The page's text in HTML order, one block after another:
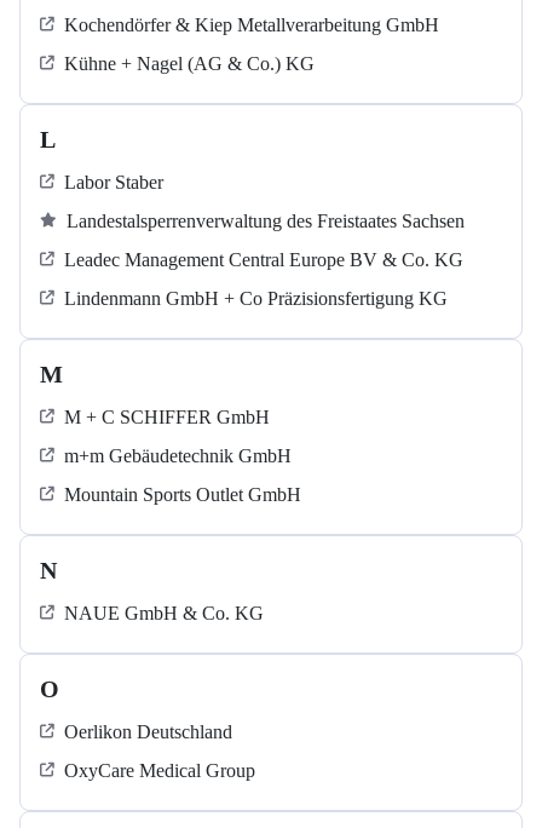
Kochendörfer & Kiep Metallverarbeitung GmbH
Kühne + Nagel (AG & Co.) KG
L
Labor Staber
Landestalsperrenverwaltung des Freistaates Sachsen
Leadec Management Central Europe BV & Co. KG
Lindenmann GmbH + Co Präzisionsfertigung KG
M
M + C SCHIFFER GmbH
m+m Gebäudetechnik GmbH
Mountain Sports Outlet GmbH
N
NAUE GmbH & Co. KG
O
Oerlikon Deutschland
OxyCare Medical Group